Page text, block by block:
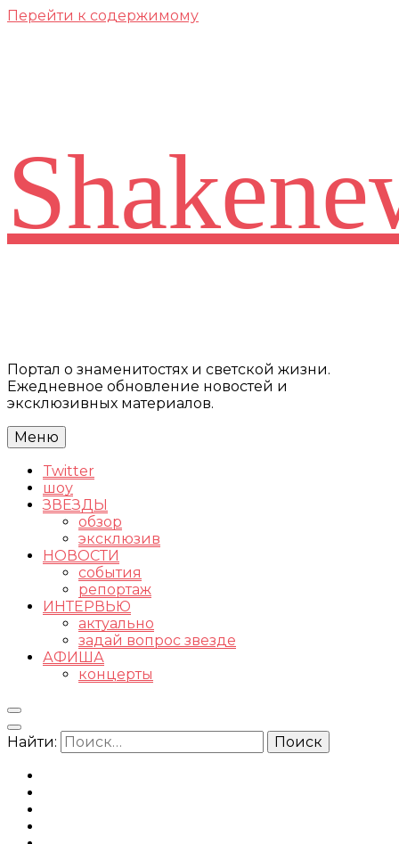
Перейти к содержимому
Портал о знаменитостях и светской жизни.
Ежедневное обновление новостей и
эксклюзивных материалов.
Меню
Twitter
шоу
ЗВЕЗДЫ
обзор
эксклюзив
НОВОСТИ
события
репортаж
ИНТЕРВЬЮ
актуально
задай вопрос звезде
АФИША
концерты
Найти: